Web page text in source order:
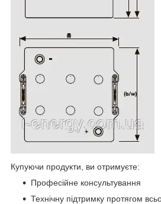
Купуючи продукти, ви отримуєте:
Професійне консультування
Технічну підтримку протягом